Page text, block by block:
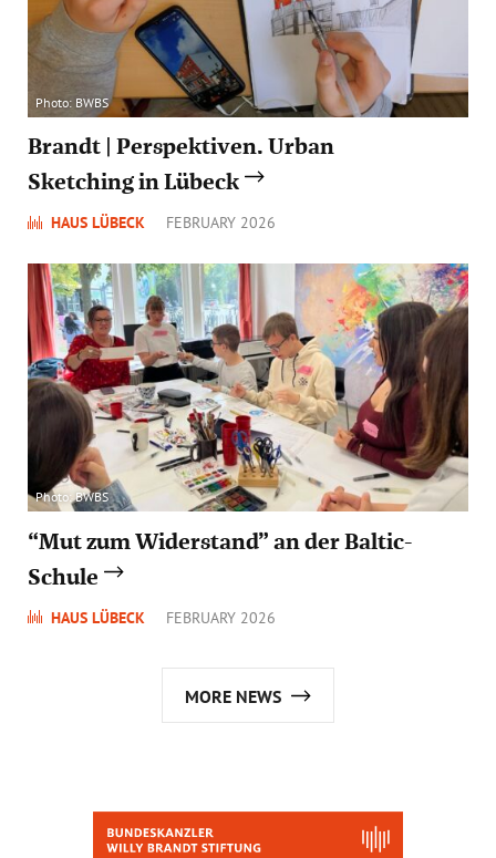
Photo: BWBS
Brandt | Perspektiven. Urban
Sketching in Lübeck
HAUS LÜBECK FEBRUARY 2026
Photo: BWBS
“Mut zum Widerstand” an der Baltic-
Schule
HAUS LÜBECK FEBRUARY 2026
MORE NEWS